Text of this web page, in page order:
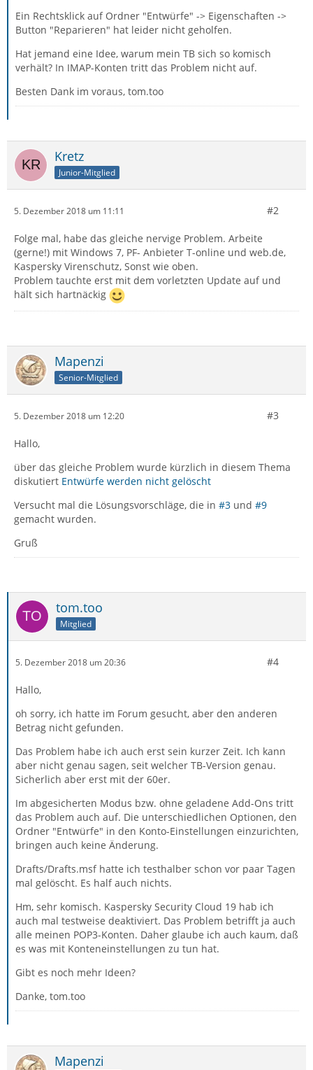
Ein Rechtsklick auf Ordner "Entwürfe" -> Eigenschaften ->
Button "Reparieren" hat leider nicht geholfen.
Hat jemand eine Idee, warum mein TB sich so komisch
verhält? In IMAP-Konten tritt das Problem nicht auf.
Besten Dank im voraus, tom.too
Kretz
Junior-Mitglied
5. Dezember 2018 um 11:11 #2
Folge mal, habe das gleiche nervige Problem. Arbeite
(gerne!) mit Windows 7, PF- Anbieter T-online und web.de,
Kaspersky Virenschutz, Sonst wie oben.
Problem tauchte erst mit dem vorletzten Update auf und
hält sich hartnäckig
Mapenzi
Senior-Mitglied
5. Dezember 2018 um 12:20 #3
Hallo,
über das gleiche Problem wurde kürzlich in diesem Thema
diskutiert Entwürfe werden nicht gelöscht
Versucht mal die Lösungsvorschläge, die in #3 und #9
gemacht wurden.
Gruß
tom.too
Mitglied
5. Dezember 2018 um 20:36 #4
Hallo,
oh sorry, ich hatte im Forum gesucht, aber den anderen
Betrag nicht gefunden.
Das Problem habe ich auch erst sein kurzer Zeit. Ich kann
aber nicht genau sagen, seit welcher TB-Version genau.
Sicherlich aber erst mit der 60er.
Im abgesicherten Modus bzw. ohne geladene Add-Ons tritt
das Problem auch auf. Die unterschiedlichen Optionen, den
Ordner "Entwürfe" in den Konto-Einstellungen einzurichten,
bringen auch keine Änderung.
Drafts/Drafts.msf hatte ich testhalber schon vor paar Tagen
mal gelöscht. Es half auch nichts.
Hm, sehr komisch. Kaspersky Security Cloud 19 hab ich
auch mal testweise deaktiviert. Das Problem betrifft ja auch
alle meinen POP3-Konten. Daher glaube ich auch kaum, daß
es was mit Konteneinstellungen zu tun hat.
Gibt es noch mehr Ideen?
Danke, tom.too
Mapenzi